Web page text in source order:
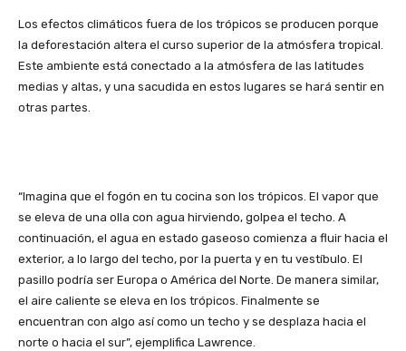
Los efectos climáticos fuera de los trópicos se producen porque
la deforestación altera el curso superior de la atmósfera tropical.
Este ambiente está conectado a la atmósfera de las latitudes
medias y altas, y una sacudida en estos lugares se hará sentir en
otras partes.
“Imagina que el fogón en tu cocina son los trópicos. El vapor que
se eleva de una olla con agua hirviendo, golpea el techo. A
continuación, el agua en estado gaseoso comienza a fluir hacia el
exterior, a lo largo del techo, por la puerta y en tu vestíbulo. El
pasillo podría ser Europa o América del Norte. De manera similar,
el aire caliente se eleva en los trópicos. Finalmente se
encuentran con algo así como un techo y se desplaza hacia el
norte o hacia el sur”, ejemplifica Lawrence.